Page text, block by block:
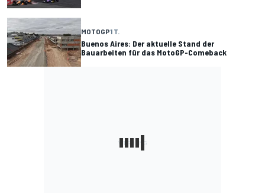
MOTOGP1 T.
Buenos Aires: Der aktuelle Stand der
Bauarbeiten für das MotoGP-Comeback